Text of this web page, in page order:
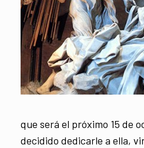
que será el próximo 15 de
decidido dedicarle a ella,